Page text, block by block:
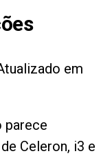
em
parece
Celeron, i3 e